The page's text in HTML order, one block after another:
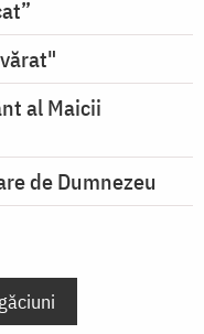
al Maicii
de Dumnezeu